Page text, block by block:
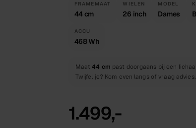
FRAMEMAAT
44 cm
WIELEN
26 inch
MODEL
Dames
ACCU
468 Wh
Maat44 cm past doorgaans bij een
Twijfel je? Kom even langs of vraag advies.
1.499,-